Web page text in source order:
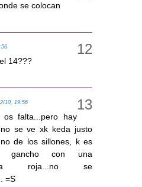
se colocan
14???
10, 19:56
falta...pero hay
se ve xk keda justo
de los sillones, k es
gancho con una
roja...no se
=S